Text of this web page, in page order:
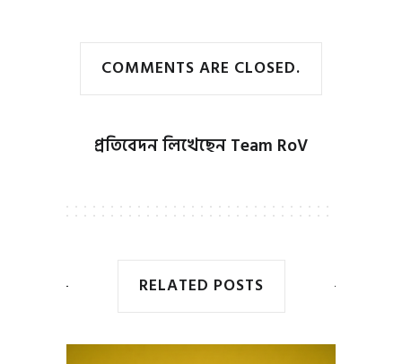
COMMENTS ARE CLOSED.
প্রতিবেদন লিখেছেনTeam RoV
RELATED POSTS